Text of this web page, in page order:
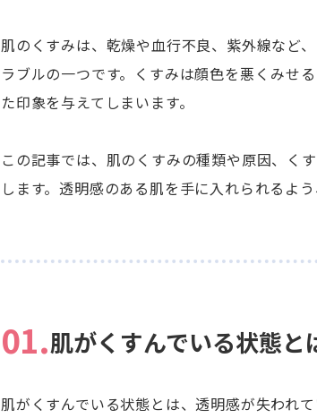
肌のくすみは、乾燥や血行不良、紫外線など
ラブルの一つです。くすみは顔色を悪くみせ
た印象を与えてしまいます。
この記事では、肌のくすみの種類や原因、く
します。透明感のある肌を手に入れられるよ
01.肌がくすんでいる状態と
肌がくすんでいる状態とは、透明感が失われて